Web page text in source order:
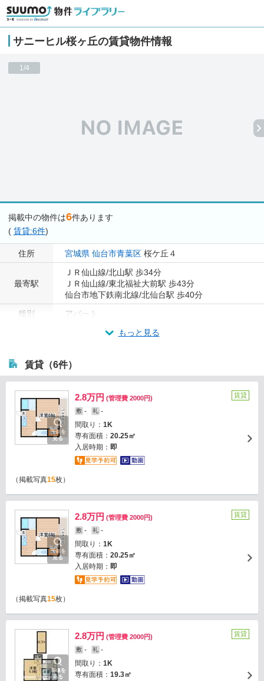
サニーヒル桜ヶ丘の賃貸物件情報
1/4
掲載中の物件は6件あります
( 賃貸:6件)
住所 宮城県 仙台市青葉区 桜ケ丘４
最寄駅
ＪＲ仙山線/北山駅 歩34分
ＪＲ仙山線/東北福祉大前駅 歩43分
仙台市地下鉄南北線/北仙台駅 歩40分
種別
アパート
もっと見る
賃貸（6件）
画像を
見る
2.8万円 (管理費 2000円)
敷 - 礼 -
間取り： 1K
専有面積： 20.25㎡
入居時期： 即
賃貸
（掲載写真15枚）
画像を
見る
2.8万円 (管理費 2000円)
敷 - 礼 -
間取り： 1K
専有面積： 20.25㎡
入居時期： 即
賃貸
（掲載写真15枚）
画像を
見る
2.8万円 (管理費 2000円)
敷 - 礼 -
間取り： 1K
専有面積： 19.3㎡
賃貸